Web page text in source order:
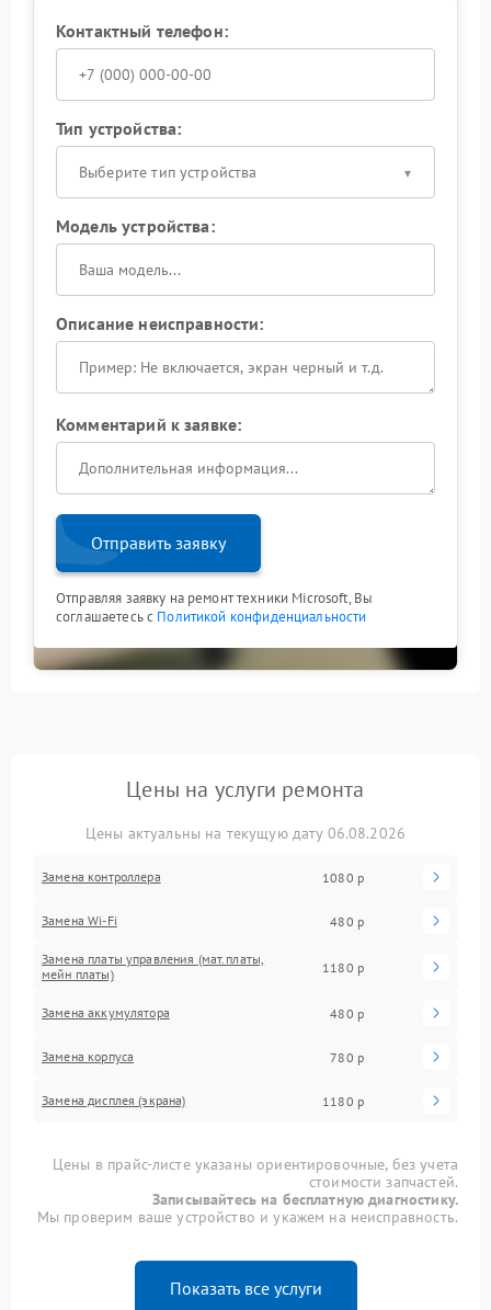
Контактный телефон:
Тип устройства:
Выберите тип устройства
Модель устройства:
Описание неисправности:
Комментарий к заявке:
Отправить заявку
Отправляя заявку на ремонт техники Microsoft, Вы
соглашаетесь с Политикой конфиденциальности
Цены на услуги ремонта
Цены актуальны на текущую дату 06.08.2026
Замена контроллера 1080 р
Замена Wi-Fi 480 р
Замена платы управления (мат.платы,
мейн платы)
1180 р
Замена аккумулятора 480 р
Замена корпуса 780 р
Замена дисплея (экрана) 1180 р
Цены в прайс-листе указаны ориентировочные, без учета
стоимости запчастей.
Записывайтесь на бесплатную диагностику.
Мы проверим ваше устройство и укажем на неисправность.
Показать все услуги